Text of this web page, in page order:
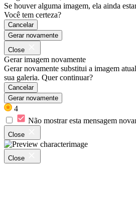
Se houver alguma imagem, ela ainda
Você tem certeza?
Cancelar
Gerar novamente
Close
Gerar imagem novamente
Gerar novamente substitui a imagem
sua galeria. Quer continuar?
Cancelar
Gerar novamente
4
Não mostrar esta mensagem
Close
Close